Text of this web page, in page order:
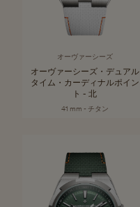
オーヴァーシーズ
オーヴァーシーズ・デュアル
タイム・カーディナルポイン
ト - 北
41 mm - チタン